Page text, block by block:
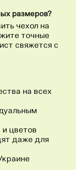
размеров?
чехол на
точные
свяжется с
на всех
цветов
даже для